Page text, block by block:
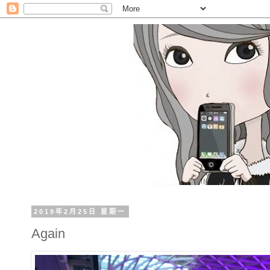
2019年2月25日 星期一
Again